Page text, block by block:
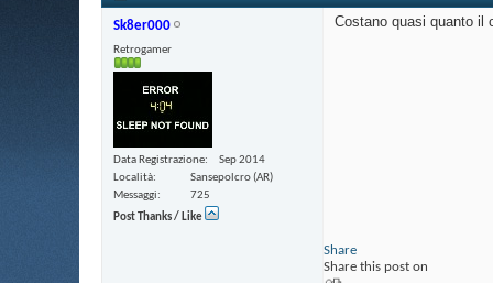
Sk8er000
Retrogamer
Data Registrazione
Sep 2014
Località
Sansepolcro (AR)
Messaggi
725
Post Thanks / Like
Costano quasi quanto il
Share
Share this post on